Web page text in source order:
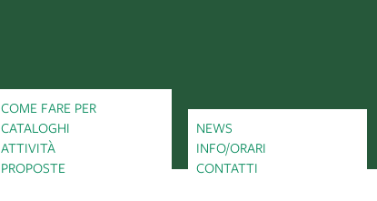
COME FARE PER
CATALOGHI
ATTIVITÀ
PROPOSTE
NEWS
INFO/ORARI
CONTATTI